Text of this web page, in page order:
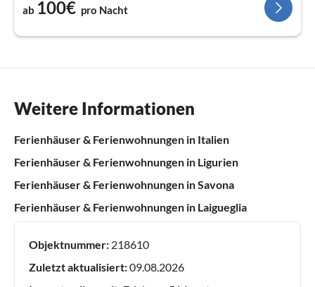
ab 100€ pro Nacht
Weitere Informationen
Ferienhäuser & Ferienwohnungen in Italien
Ferienhäuser & Ferienwohnungen in Ligurien
Ferienhäuser & Ferienwohnungen in Savona
Ferienhäuser & Ferienwohnungen in Laigueglia
Objektnummer: 218610
Zuletzt aktualisiert:09.08.2026